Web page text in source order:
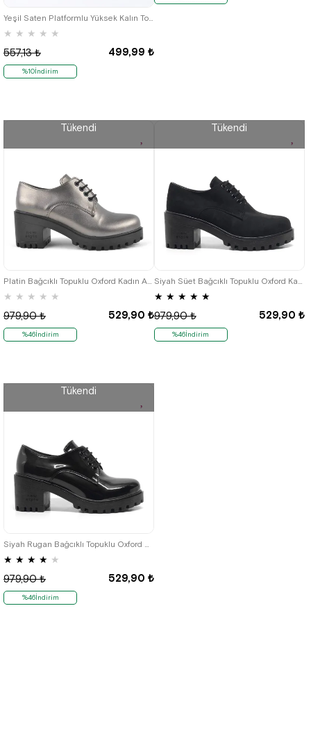
Yeşil Saten Platformlu Yüksek Kalın Topuklu Kadın Ayakkabı
★ ★ ★ ★ ★
499,99 ₺
557,13 ₺
%10İndirim
Tükendi
Platin Bağcıklı Topuklu Oxford Kadın Ayakkabı
★ ★ ★ ★ ★
529,90 ₺
979,90 ₺
%46İndirim
Tükendi
Siyah Süet Bağcıklı Topuklu Oxford Kadın Ayakkabı
★ ★ ★ ★ ★
529,90 ₺
979,90 ₺
%46İndirim
Tükendi
Siyah Rugan Bağcıklı Topuklu Oxford Kadın Ayakkabı
★ ★ ★ ★ ★
529,90 ₺
979,90 ₺
%46İndirim